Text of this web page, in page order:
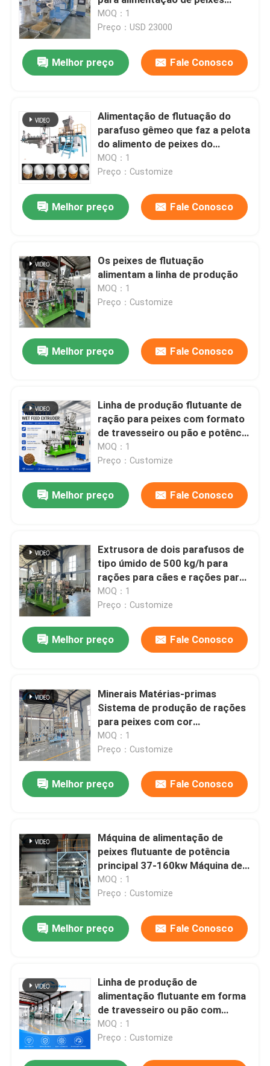
Deixe um recado
Ligaremos para você em breve!
Moinho de pellets de alimentação
Linha de produção de pellets de madeira
Linha de produção da pelota da alimentação
Os peixes de flutuação alimentam a linha de produção
fabricante de madeira da pelota
Fabricante da pelota da alimentação
Tipo seco extrusora da alimentação dos peixes
Moedor Crusher Machine
Extrusora de Alimentação por Rosca
Máquina da ladrilhagem da biomassa
tilapia flutuantes com
condicionador de vapor
MOQ：1
Preço：USD 23000
Melhor preço Fale Conosco
Alimentação de flutuação do
parafuso gêmeo que faz a pelota
do alimento de peixes do
cachorrinho da máquina que faz
a máquina
MOQ：1
Preço：Customize
Melhor preço Fale Conosco
Os peixes de flutuação
alimentam a linha de produção
MOQ：1
Preço：Customize
Melhor preço Fale Conosco
Linha de produção flutuante de
ração para peixes com formato
de travesseiro ou pão e potência
do motor principal 5,5-160kw
para alimentação de aquicultura
MOQ：1
Preço：Customize
Melhor preço Fale Conosco
Extrusora de dois parafusos de
tipo úmido de 500 kg/h para
rações para cães e rações para
peixes
MOQ：1
Preço：Customize
Melhor preço Fale Conosco
Minerais Matérias-primas
Sistema de produção de rações
para peixes com cor
personalizada para
processamento simplificado de
MOQ：1
Preço：Customize
Melhor preço Fale Conosco
Máquina de alimentação de
peixes flutuante de potência
principal 37-160kw Máquina de
pellets de alimentação flutuante
de grau industrial para
MOQ：1
Preço：Customize
Melhor preço Fale Conosco
Linha de produção de
alimentação flutuante em forma
de travesseiro ou pão com
diâmetro de parafuso φ60-φ175
mm que fornece uma peleta de
MOQ：1
Preço：Customize